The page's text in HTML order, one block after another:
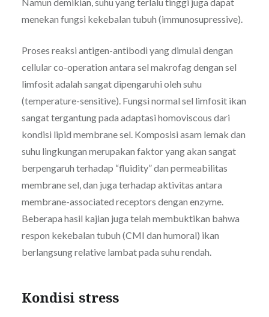
menekan fungsi kekebalan tubuh (immunosupressive).
Proses reaksi antigen-antibodi yang dimulai dengan
cellular co-operation antara sel makrofag dengan sel
limfosit adalah sangat dipengaruhi oleh suhu
(temperature-sensitive). Fungsi normal sel limfosit ikan
sangat tergantung pada adaptasi homoviscous dari
kondisi lipid membrane sel. Komposisi asam lemak dan
suhu lingkungan merupakan faktor yang akan sangat
berpengaruh terhadap “fluidity” dan permeabilitas
membrane sel, dan juga terhadap aktivitas antara
membrane-associated receptors dengan enzyme.
Beberapa hasil kajian juga telah membuktikan bahwa
respon kekebalan tubuh (CMI dan humoral) ikan
berlangsung relative lambat pada suhu rendah.
Kondisi stress